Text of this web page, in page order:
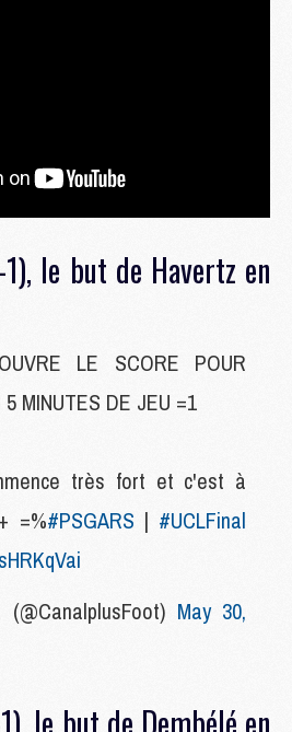
le but de Havertz en
LE SCORE POUR
MINUTES DE JEU =1
très fort et c'est à
=%#PSGARS | #UCLFinal
May 30,
le but de Dembélé en